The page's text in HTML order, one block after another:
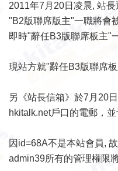
2011年7月20日凌晨, 站
"B2版聯席版主"一職將會
即時"辭任B3版聯席板主"
現站方就"辭任B3版聯席
另《站長信箱》於7月20
hkitalk.net戶口的電郵，
因id=68A不是本站會員,
admin39所有的管理權限